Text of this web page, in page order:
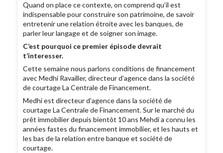
Quand on place ce contexte, on comprend qu’il est
indispensable pour construire son patrimoine, de savoir
entretenir une relation étroite avec les banques, de
parler leur langage et de soigner son image.
C’est pourquoi ce premier épisode devrait
t’interesser.
Cette semaine nous parlons conditions de financement
avec Medhi Ravailler, directeur d’agence dans la société
de courtage La Centrale de Financement.
Medhi est directeur d’agence dans la société de
courtage La Centrale de Financement. Sur le marché du
prêt immobilier depuis bientôt 10 ans Mehdi a connu les
années fastes du financement immobilier, et les hauts et
les bas de la relation entre banque et société de
courtage.